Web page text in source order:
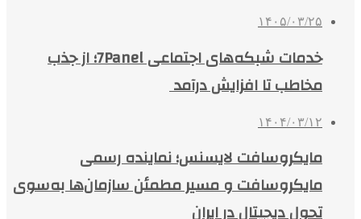
۱۴۰۵/۰۳/۲۵
خدمات شبکه‌های اجتماعی 7Panel؛ از جذب
مخاطب تا افزایش درآمد
۱۴۰۴/۰۳/۱۲
مایکروسافت لایسنس؛ نماینده رسمی
مایکروسافت و مسیر مطمئن سازمان‌ها به‌سوی
تحول دیجیتال در ایران